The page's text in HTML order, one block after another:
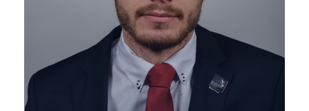
Questions fréquentes
Actualités
Espace presse
Inscription à la newsletter
Espace membres